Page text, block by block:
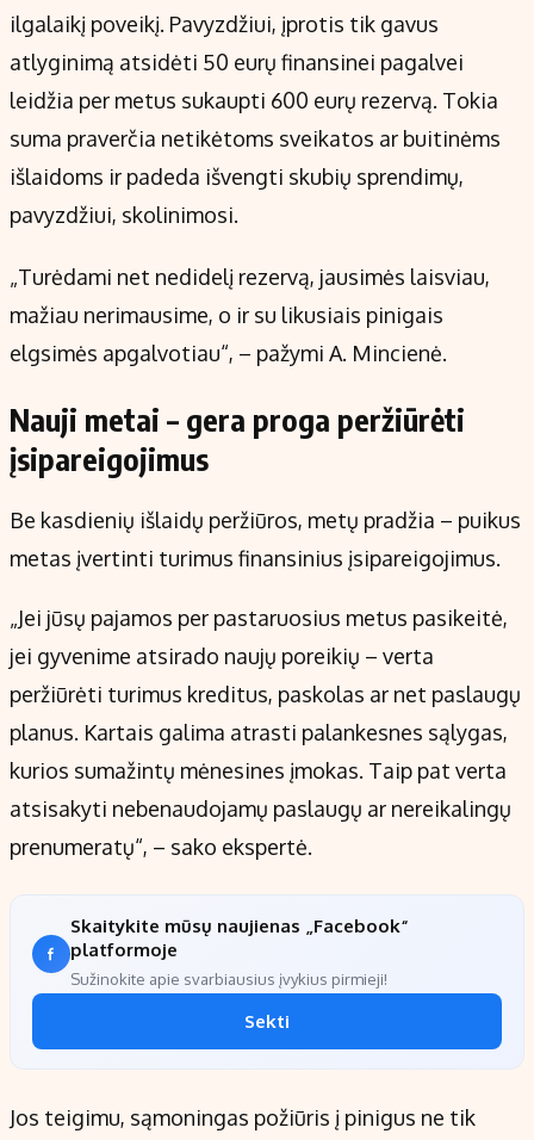
ilgalaikį poveikį. Pavyzdžiui, įprotis tik gavus
atlyginimą atsidėti 50 eurų finansinei pagalvei
leidžia per metus sukaupti 600 eurų rezervą. Tokia
suma praverčia netikėtoms sveikatos ar buitinėms
išlaidoms ir padeda išvengti skubių sprendimų,
pavyzdžiui, skolinimosi.
„Turėdami net nedidelį rezervą, jausimės laisviau,
mažiau nerimausime, o ir su likusiais pinigais
elgsimės apgalvotiau“, – pažymi A. Mincienė.
Nauji metai – gera proga peržiūrėti
įsipareigojimus
Be kasdienių išlaidų peržiūros, metų pradžia – puikus
metas įvertinti turimus finansinius įsipareigojimus.
„Jei jūsų pajamos per pastaruosius metus pasikeitė,
jei gyvenime atsirado naujų poreikių – verta
peržiūrėti turimus kreditus, paskolas ar net paslaugų
planus. Kartais galima atrasti palankesnes sąlygas,
kurios sumažintų mėnesines įmokas. Taip pat verta
atsisakyti nebenaudojamų paslaugų ar nereikalingų
prenumeratų“, – sako ekspertė.
Skaitykite mūsų naujienas „Facebook“
platformoje
Sužinokite apie svarbiausius įvykius pirmieji!
Sekti
Jos teigimu, sąmoningas požiūris į pinigus ne tik